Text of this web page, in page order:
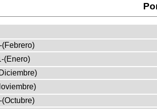
(Febrero)
(Enero)